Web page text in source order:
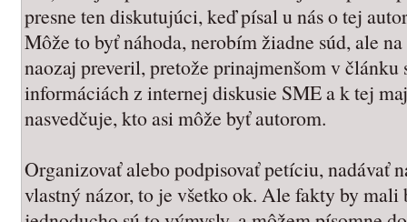
presne ten diskutujúci, keď písal u nás o tej
Môže to byť náhoda, nerobím žiadne súd, ale
naozaj preveril, pretože prinajmenšom v článku
informáciách z internej diskusie SME a k tej
nasvedčuje, kto asi môže byť autorom.
Organizovať alebo podpisovať petíciu, nadávať
vlastný názor, to je všetko ok. Ale fakty by mali